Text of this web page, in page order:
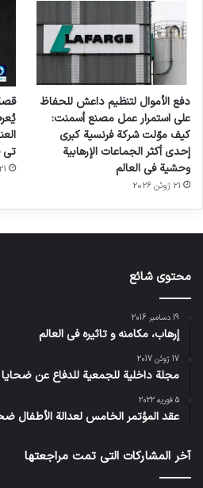
دفع الأموال لتنظيم داعش للحفاظ
على استمرار عمل مصنع أسمنت:
كيف موّلت شركة فرنسية كبرى
إحدى أكثر الجماعات الإرهابية
وحشية في العالم
21 ژوئن 2026
تي
21 ژوئن 2026
محتوى شائع
19 دسامبر 2016
إرهاب، مكامنه و تاثيره في العالم
17 ژوئن 2017
مجلة داخلية للجمعية للدفاع عن ضحايا
5 فوریه 2022
عقد المؤتمر الخامس لعدالة الأطفال
آخر المشاركات التي تمت مراجعتها